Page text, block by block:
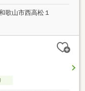
歌山市西高松１